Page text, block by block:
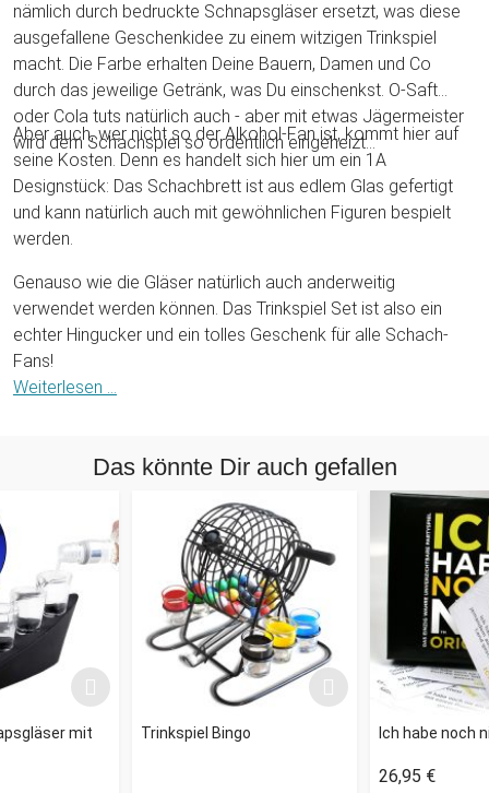
nämlich durch bedruckte Schnapsgläser ersetzt, was diese
ausgefallene Geschenkidee zu einem witzigen Trinkspiel
macht. Die Farbe erhalten Deine Bauern, Damen und Co
durch das jeweilige Getränk, was Du einschenkst. O-Saft
oder Cola tuts natürlich auch - aber mit etwas Jägermeister
wird dem Schachspiel so ordentlich eingeheizt...
Aber auch, wer nicht so der Alkohol-Fan ist, kommt hier auf
seine Kosten. Denn es handelt sich hier um ein 1A
Designstück: Das Schachbrett ist aus edlem Glas gefertigt
und kann natürlich auch mit gewöhnlichen Figuren bespielt
werden.
Genauso wie die Gläser natürlich auch anderweitig
verwendet werden können. Das Trinkspiel Set ist also ein
echter Hingucker und ein tolles Geschenk für alle Schach-
Fans!
Weiterlesen ...
Das könnte Dir auch gefallen
mit Trinkspiel Bingo Ich habe noch
26,95 €